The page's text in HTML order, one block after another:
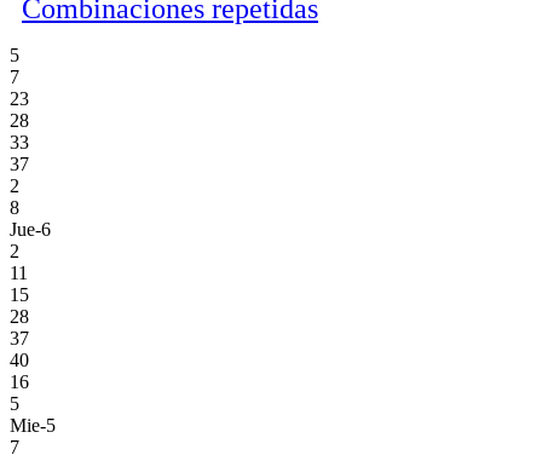
Combinaciones repetidas
5
7
23
28
33
37
2
8
Jue-6
2
11
15
28
37
40
16
5
Mie-5
7